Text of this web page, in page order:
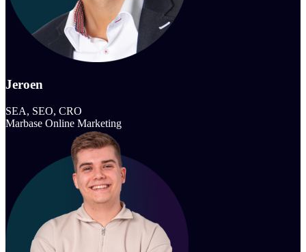
Jeroen
SEA, SEO, CRO
Marbase Online Marketing